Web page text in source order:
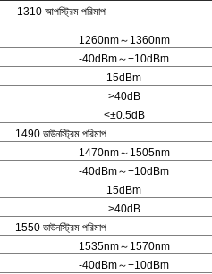
1310 আপস্ট্রিম পরিমাপ
1260nm～1360nm
-40dBm～+10dBm
15dBm
>40dB
<±0.5dB
1490 ডাউনস্ট্রিম পরিমাপ
1470nm～1505nm
-40dBm～+10dBm
15dBm
>40dB
1550 ডাউনস্ট্রিম পরিমাপ
1535nm～1570nm
-40dBm～+10dBm